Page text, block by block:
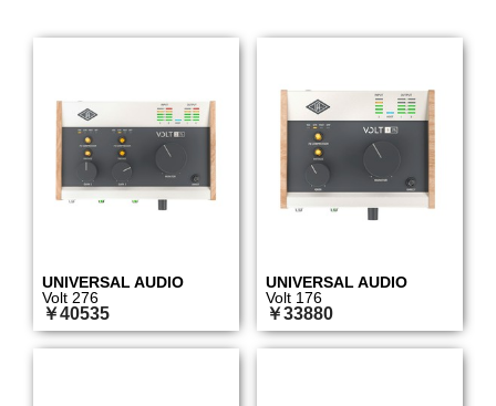
UNIVERSAL AUDIO
Volt 276
￥40535
UNIVERSAL AUDIO
Volt 176
￥33880